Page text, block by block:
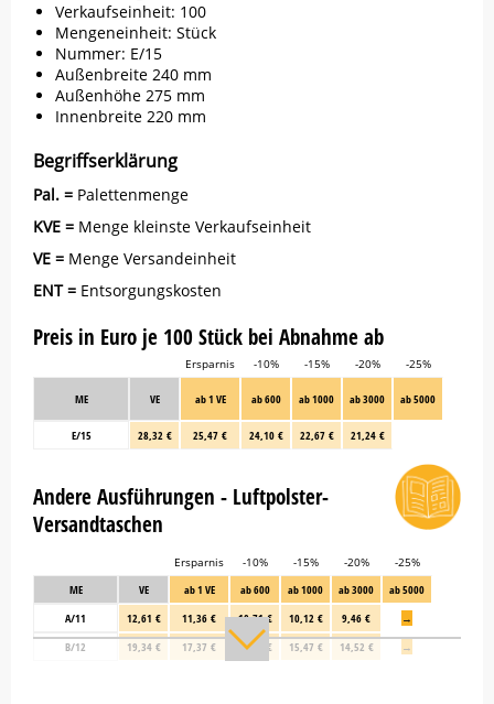
Verkaufseinheit: 100
Mengeneinheit: Stück
Nummer: E/15
Außenbreite 240 mm
Außenhöhe 275 mm
Innenbreite 220 mm
Begriffserklärung
Pal. = Palettenmenge
KVE = Menge kleinste Verkaufseinheit
VE = Menge Versandeinheit
ENT = Entsorgungskosten
Preis in Euro je 100 Stück bei Abnahme ab
Ersparnis -10% -15% -20% -25%
ME VE ab 1 VE ab 600 ab 1000 ab 3000 ab 5000
E/15 28,32 € 25,47 € 24,10 € 22,67 € 21,24 €
Andere Ausführungen - Luftpolster-
Versandtaschen
Ersparnis -10% -15% -20%
-25%
ME
VE ab 1 VE ab 600 ab 1000 ab 3000
ab 5000
A/11
12,61 € 11,36 € 10,71 € 10,12 € 9,46 €
→
B/12
19,34 € 17,37 € 16,42 € 15,47 € 14,52 € →